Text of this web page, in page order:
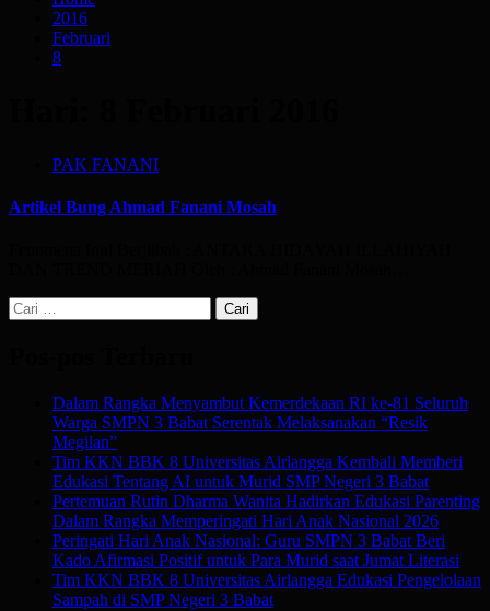
2016
Februari
8
PAK FANANI
Artikel Bung Ahmad Fanani Mosah
Cari
untuk:
Dalam Rangka Menyambut Kemerdekaan RI ke-81 Seluruh
Warga SMPN 3 Babat Serentak Melaksanakan “Resik
Megilan”
Tim KKN BBK 8 Universitas Airlangga Kembali Memberi
Edukasi Tentang AI untuk Murid SMP Negeri 3 Babat
Pertemuan Rutin Dharma Wanita Hadirkan Edukasi Parenting
Dalam Rangka Memperingati Hari Anak Nasional 2026
Peringati Hari Anak Nasional: Guru SMPN 3 Babat Beri
Kado Afirmasi Positif untuk Para Murid saat Jumat Literasi
Tim KKN BBK 8 Universitas Airlangga Edukasi Pengelolaan
Sampah di SMP Negeri 3 Babat